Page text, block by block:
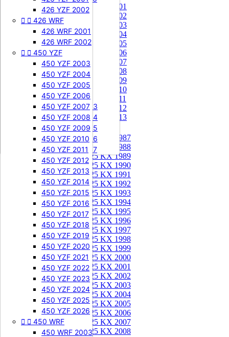
505 SXF
505 SXF 2007
505 SXF 2008
525 SXF
525 SXF 2003
525 SXF 2004
525 SXF 2005
525 SXF 2006
525 EXC-F
525 EXC-F 2003
525 EXC-F 2004
525 EXC-F 2005
525 EXC-F 2006
525 EXC-F 2007
426 YZF 2002
  426 WRF
426 WRF 2001
426 WRF 2002
  450 YZF
450 YZF 2003
450 YZF 2004
450 YZF 2005
450 YZF 2006
450 YZF 2007
450 YZF 2008
450 YZF 2009
450 YZF 2010
450 YZF 2011
450 YZF 2012
450 YZF 2013
450 YZF 2014
450 YZF 2015
450 YZF 2016
450 YZF 2017
450 YZF 2018
450 YZF 2019
450 YZF 2020
450 YZF 2021
450 YZF 2022
450 YZF 2023
450 YZF 2024
450 YZF 2025
450 YZF 2026
  450 WRF
450 WRF 2003
85 KX 2001
85 KX 2002
85 KX 2003
85 KX 2004
85 KX 2005
85 KX 2006
85 KX 2007
85 KX 2008
85 KX 2009
85 KX 2010
85 KX 2011
85 KX 2012
85 KX 2013
125 KX 
125 KX 1987
125 KX 1988
125 KX 1989
125 KX 1990
125 KX 1991
125 KX 1992
125 KX 1993
125 KX 1994
125 KX 1995
125 KX 1996
125 KX 1997
125 KX 1998
125 KX 1999
125 KX 2000
125 KX 2001
125 KX 2002
125 KX 2003
125 KX 2004
125 KX 2005
125 KX 2006
125 KX 2007
125 KX 2008